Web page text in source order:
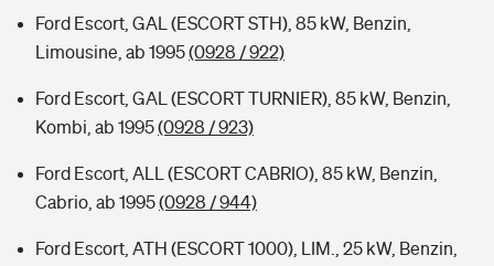
Ford Escort, GAL (ESCORT STH), 85 kW, Benzin,
Limousine, ab 1995(0928 / 922)
Ford Escort, GAL (ESCORT TURNIER), 85 kW, Benzin,
Kombi, ab 1995(0928 / 923)
Ford Escort, ALL (ESCORT CABRIO), 85 kW, Benzin,
Cabrio, ab 1995(0928 / 944)
Ford Escort, ATH (ESCORT 1000), LIM., 25 kW, Benzin,